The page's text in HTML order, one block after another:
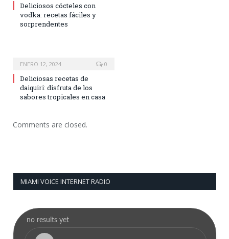
Deliciosos cócteles con
vodka: recetas fáciles y
sorprendentes
ENERO 12, 2024 0
Deliciosas recetas de
daiquiri: disfruta de los
sabores tropicales en casa
Comments are closed.
MIAMI VOICE INTERNET RADIO